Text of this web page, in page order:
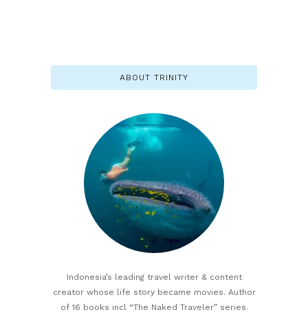
ABOUT TRINITY
Indonesia’s leading travel writer & content
creator whose life story became movies. Author
of 16 books incl “The Naked Traveler” series.